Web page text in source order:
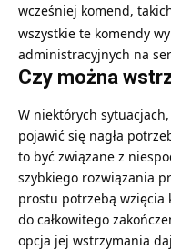
wcześniej komend,
wszystkie te komendy
administracyjnych na
Czy można
W niektórych
pojawić się nagła
to być związane z
szybkiego rozwiązania
prostu potrzebą wzięcia
do całkowitego
opcja jej wstrzymania